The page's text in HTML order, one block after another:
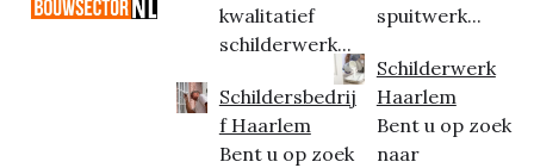
kwalitatief
schilderwerk...
Schildersbedrij
f Haarlem
Bent u op zoek
spuitwerk...
Schilderwerk
Haarlem
Bent u op zoek
naar